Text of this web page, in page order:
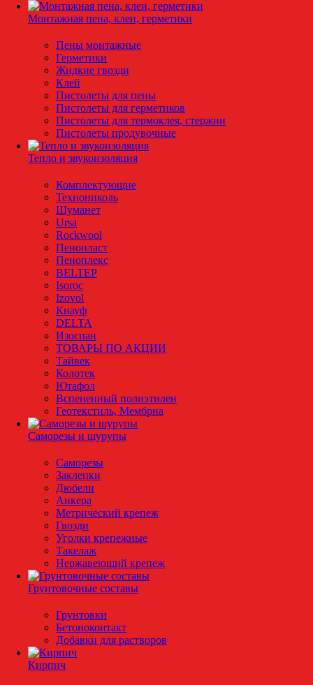
Монтажная пена, клеи, герметики
Пены монтажные
Герметики
Жидкие гвозди
Клей
Пистолеты для пены
Пистолеты для герметиков
Пистолеты для термоклея, стержни
Пистолеты продувочные
Тепло и звукоизоляция
Комплектующие
Технониколь
Шуманет
Ursa
Rockwool
Пенопласт
Пеноплекс
BELTEP
Isoroc
Izovol
Кнауф
DELTA
Изоспан
ТОВАРЫ ПО АКЦИИ
Тайвек
Колотек
Ютафол
Вспененный полиэтилен
Геотекстиль, Мембрна
Саморезы и шурупы
Саморезы
Заклепки
Дюбели
Анкера
Метрический крепеж
Гвозди
Уголки крепежные
Такелаж
Нержавеющий крепеж
Грунтовочные составы
Грунтовки
Бетоноконтакт
Добавки для растворов
Кирпич